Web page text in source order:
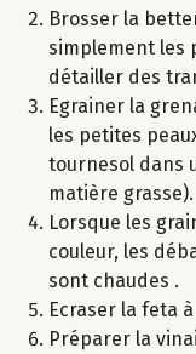
Brosser la
simplement les
détailler des
Egrainer la
les petites
tournesol dans
matière grasse).
Lorsque les
couleur, les
sont chaudes .
Ecraser la feta
Préparer la